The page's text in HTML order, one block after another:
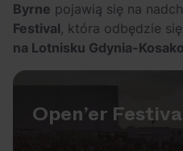
Byrne pojawią się na
Festival, która odbędzie
na Lotnisku Gdynia-
Open’er